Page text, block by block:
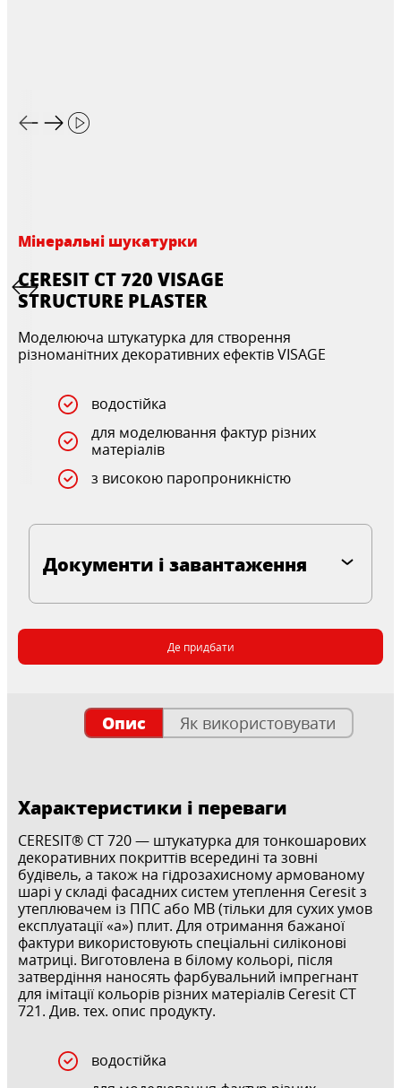
Мінеральні шукатурки
CERESIT CT 720 VISAGE
STRUCTURE PLASTER
Моделююча штукатурка для створення
різноманітних декоративних ефектів VISAGE
водостійка
для моделювання фактур різних
матеріалів
з високою паропроникністю
Документи і завантаження
Де придбати
Опис Як використовувати
Характеристики і переваги
CERESIT® CT 720 — штукатурка для тонкошарових
декоративних покриттів всередині та зовні
будівель, а також на гідрозахисному армованому
шарі у складі фасадних систем утеплення Ceresit з
утеплювачем із ППС або МВ (тільки для сухих умов
експлуатації «а») плит. Для отримання бажаної
фактури використовують спеціальні силіконові
матриці. Виготовлена в білому кольорі, після
затвердіння наносять фарбувальний імпрегнант
для імітації кольорів різних матеріалів Ceresit CT
721. Див. тех. опис продукту.
водостійка